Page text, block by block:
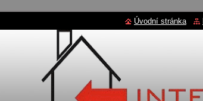
Úvodní stránka